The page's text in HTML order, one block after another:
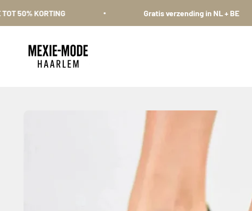
KORTING Gratis verzending in NL + BE
Mexie-mode